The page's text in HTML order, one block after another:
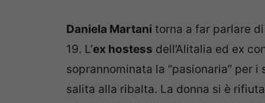
Daniela Martani torna a far parlare
19. L’ex hostess dell’Alitalia ed ex
soprannominata la “pasionaria” per
salita alla ribalta. La donna si è